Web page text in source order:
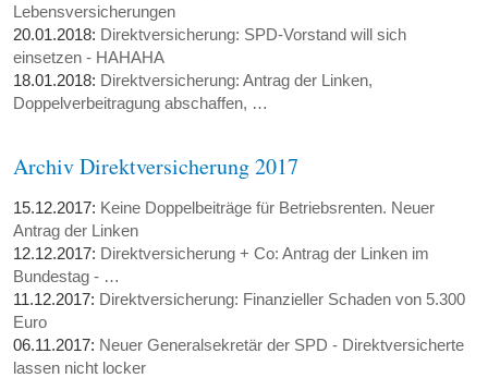
Lebensversicherungen
20.01.2018: Direktversicherung: SPD-Vorstand will sich
einsetzen - HAHAHA
18.01.2018: Direktversicherung: Antrag der Linken,
Doppelverbeitragung abschaffen, …
Archiv Direktversicherung 2017
15.12.2017: Keine Doppelbeiträge für Betriebsrenten. Neuer
Antrag der Linken
12.12.2017: Direktversicherung + Co: Antrag der Linken im
Bundestag - …
11.12.2017: Direktversicherung: Finanzieller Schaden von 5.300
Euro
06.11.2017: Neuer Generalsekretär der SPD - Direktversicherte
lassen nicht locker